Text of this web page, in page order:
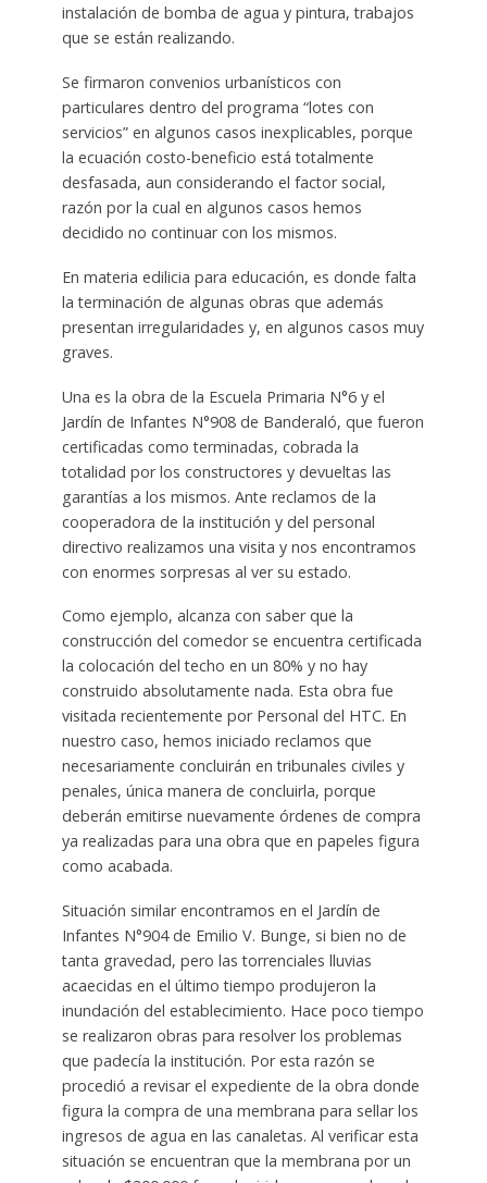
instalación de bomba de agua y pintura, trabajos
que se están realizando.
Se firmaron convenios urbanísticos con
particulares dentro del programa “lotes con
servicios” en algunos casos inexplicables, porque
la ecuación costo-beneficio está totalmente
desfasada, aun considerando el factor social,
razón por la cual en algunos casos hemos
decidido no continuar con los mismos.
En materia edilicia para educación, es donde falta
la terminación de algunas obras que además
presentan irregularidades y, en algunos casos muy
graves.
Una es la obra de la Escuela Primaria N°6 y el
Jardín de Infantes N°908 de Banderaló, que fueron
certificadas como terminadas, cobrada la
totalidad por los constructores y devueltas las
garantías a los mismos. Ante reclamos de la
cooperadora de la institución y del personal
directivo realizamos una visita y nos encontramos
con enormes sorpresas al ver su estado.
Como ejemplo, alcanza con saber que la
construcción del comedor se encuentra certificada
la colocación del techo en un 80% y no hay
construido absolutamente nada. Esta obra fue
visitada recientemente por Personal del HTC. En
nuestro caso, hemos iniciado reclamos que
necesariamente concluirán en tribunales civiles y
penales, única manera de concluirla, porque
deberán emitirse nuevamente órdenes de compra
ya realizadas para una obra que en papeles figura
como acabada.
Situación similar encontramos en el Jardín de
Infantes N°904 de Emilio V. Bunge, si bien no de
tanta gravedad, pero las torrenciales lluvias
acaecidas en el último tiempo produjeron la
inundación del establecimiento. Hace poco tiempo
se realizaron obras para resolver los problemas
que padecía la institución. Por esta razón se
procedió a revisar el expediente de la obra donde
figura la compra de una membrana para sellar los
ingresos de agua en las canaletas. Al verificar esta
situación se encuentran que la membrana por un